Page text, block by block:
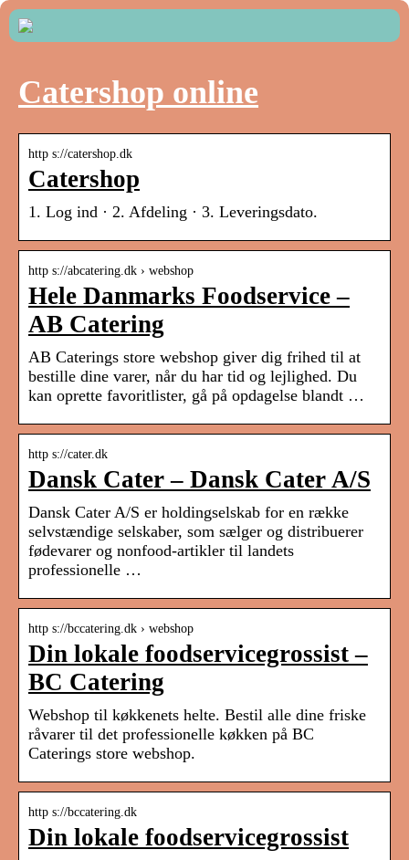
Catershop online
http s://catershop.dk
Catershop
1. Log ind · 2. Afdeling · 3. Leveringsdato.
http s://abcatering.dk › webshop
Hele Danmarks Foodservice –
AB Catering
AB Caterings store webshop giver dig frihed til at
bestille dine varer, når du har tid og lejlighed. Du
kan oprette favoritlister, gå på opdagelse blandt …
http s://cater.dk
Dansk Cater – Dansk Cater A/S
Dansk Cater A/S er holdingselskab for en række
selvstændige selskaber, som sælger og distribuerer
fødevarer og nonfood-artikler til landets
professionelle …
http s://bccatering.dk › webshop
Din lokale foodservicegrossist –
BC Catering
Webshop til køkkenets helte. Bestil alle dine friske
råvarer til det professionelle køkken på BC
Caterings store webshop.
http s://bccatering.dk
Din lokale foodservicegrossist